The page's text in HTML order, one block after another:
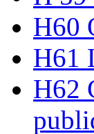
H60
H61
H62